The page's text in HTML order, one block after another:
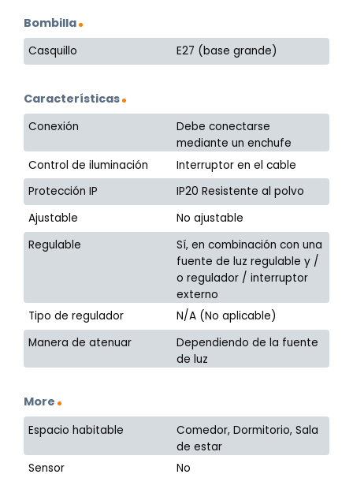
Bombilla
Casquillo E27 (base grande)
Características
Conexión
Debe conectarse
mediante un enchufe
Control de iluminación
Interruptor en el cable
Protección IP
IP20 Resistente al polvo
Ajustable
No ajustable
Regulable
Sí, en combinación con una
fuente de luz regulable y /
o regulador / interruptor
externo
Tipo de regulador
N/A (No aplicable)
Manera de atenuar
Dependiendo de la fuente
de luz
More
Espacio habitable
Comedor, Dormitorio, Sala
de estar
Sensor
No